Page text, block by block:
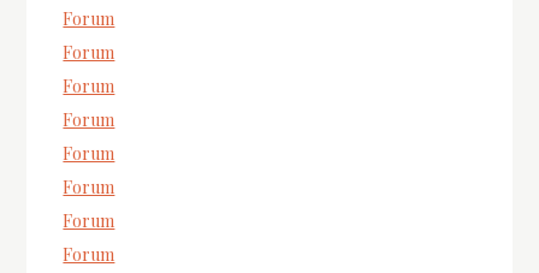
Forum
Forum
Forum
Forum
Forum
Forum
Forum
Forum